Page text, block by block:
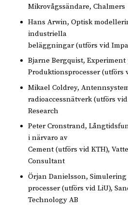
Mikrovågssändare, Chalmers
Hans Arwin, Optisk
industriella
beläggningar (utförs vid
Bjarne Bergquist,
Produktionsprocesser (utförs
Mikael Coldrey,
radioaccessnätverk (utförs
Research
Peter Cronstrand,
i närvaro av
Cement (utförs vid KTH),
Consultant
Örjan Danielsson, Simulering
processer (utförs vid LiU),
Technology AB